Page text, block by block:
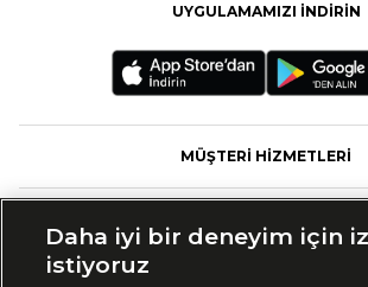
UYGULAMAMIZI İNDİRİN
MÜŞTERİ HİZMETLERİ
Daha iyi bir deneyim için
istiyoruz